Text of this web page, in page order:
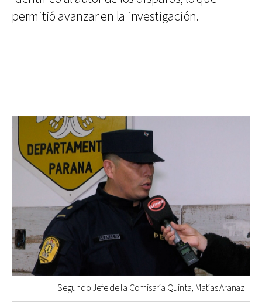
permitió avanzar en la investigación.
Segundo Jefe de la Comisaría Quinta, Matías Aranaz